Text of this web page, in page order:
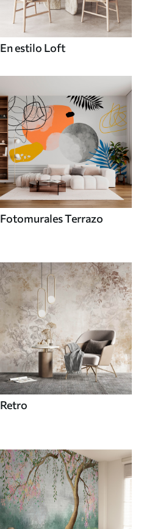
En estilo Loft
Fotomurales Terrazo
Retro